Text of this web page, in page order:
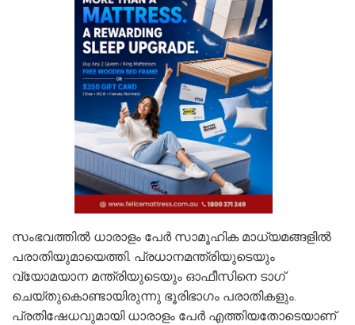
സംഭവത്തില്‍ ധാരാളം പേര്‍ സാമൂഹിക മാധ്യമങ്ങളില്‍
പരാതിയുമായെത്തി. പ്രധാനമന്ത്രിയുടെയും
വ്യോമയാന മന്ത്രിയുടെയും ഓഫീസിനെ ടാഗ്
ചെയ്തുകൊണ്ടായിരുന്നു ഭൂരിഭാഗം പരാതികളും.
പ്രതിഷേധവുമായി ധാരാളം പേര്‍ എത്തിയതോടെയാണ്